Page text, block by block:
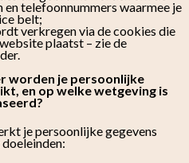
en telefoonnummers waarmee je
belt;
verkregen via de cookies die
plaatst – zie de
worden je persoonlijke
en op welke wetgeving is
je persoonlijke gegevens